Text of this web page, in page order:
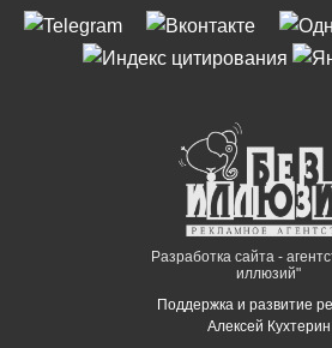
Разработка сайта -
иллюзий"
Поддержка и развитие
Алексей Кухтерин